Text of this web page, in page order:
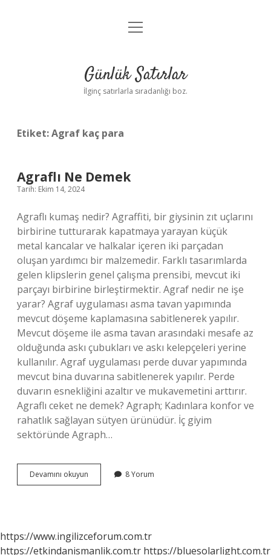
Anasayfa
Yasal Uyarı
menüyü
Günlük Satırlar
İlginç satırlarla sıradanlığı boz.
Etiket:Agraf kaç para
Agraflı Ne Demek
Tarih: Ekim 14, 2024
Agraflı kumaş nedir? Agraffiti, bir giysinin zıt uçlarını
birbirine tutturarak kapatmaya yarayan küçük
metal kancalar ve halkalar içeren iki parçadan
oluşan yardımcı bir malzemedir. Farklı tasarımlarda
gelen klipslerin genel çalışma prensibi, mevcut iki
parçayı birbirine birleştirmektir. Agraf nedir ne işe
yarar? Agraf uygulaması asma tavan yapımında
mevcut döşeme kaplamasına sabitlenerek yapılır.
Mevcut döşeme ile asma tavan arasındaki mesafe az
olduğunda askı çubukları ve askı kelepçeleri yerine
kullanılır. Agraf uygulaması perde duvar yapımında
mevcut bina duvarına sabitlenerek yapılır. Perde
duvarın esnekliğini azaltır ve mukavemetini arttırır.
Agraflı ceket ne demek? Agraph; Kadınlara konfor ve
rahatlık sağlayan sütyen ürünüdür. İç giyim
sektöründe Agraph…
Devamını okuyun
Ne
8 Yorum
https://www.ingilizceforum.com.tr
https://etkindanismanlik.com.tr https://bluesolarlight.com.tr